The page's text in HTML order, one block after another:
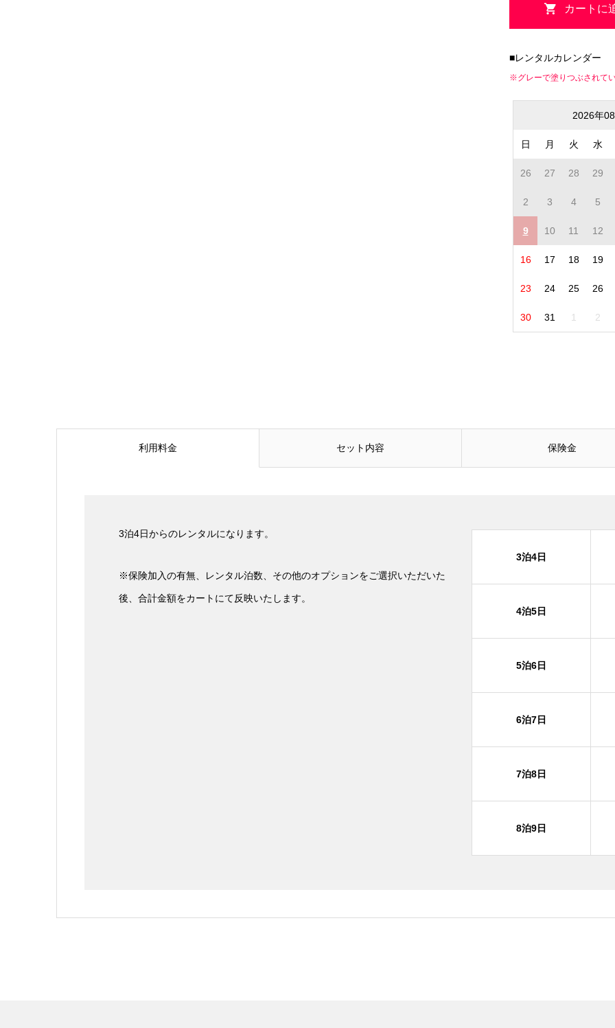
■レンタルカレンダー
※グレーで塗りつぶされて
2026年
日 月 火 水
26 27 28 29
2 3 4 5
9 10 11 12
16 17 18 19
23 24 25 26
30 31 1 2
利用料金 セット内容 保険金
3泊4日からのレンタルになります。
※保険加入の有無、レンタル泊数、その他のオプションをご選択いただいた
後、合計金額をカートにて反映いたします。
3泊4日
4泊5日
5泊6日
6泊7日
7泊8日
8泊9日